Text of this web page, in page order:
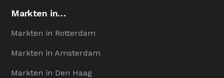
Markten in…
Markten in Rotterdam
Markten in Amsterdam
Markten in Den Haag